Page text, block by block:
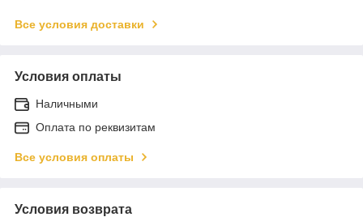
Все условия доставки
Условия оплаты
Наличными
Оплата по реквизитам
Все условия оплаты
Условия возврата